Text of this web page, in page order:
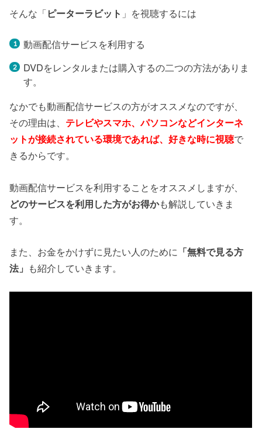
そんな「ピーターラビット 」を視聴するには
動画配信サービスを利用する
DVDをレンタルまたは購入するの二つの方法がありま
す。
なかでも動画配信サービスの方がオススメなのですが、
その理由は、 テレビやスマホ、パソコンなどインターネ
ットが接続されている環境であれば、好きな時に視聴で
きるからです。
動画配信サービスを利用することをオススメしますが、
どのサービスを利用した方がお得かも解説していきま
す。
また、お金をかけずに見たい人のために 「無料で見る方
法」 も紹介していきます。